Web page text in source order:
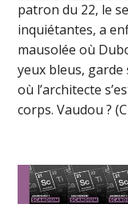
patron du 22, le
inquiétantes, a
mausolée où
yeux bleus, garde
où l’architecte
corps. Vaudou ?